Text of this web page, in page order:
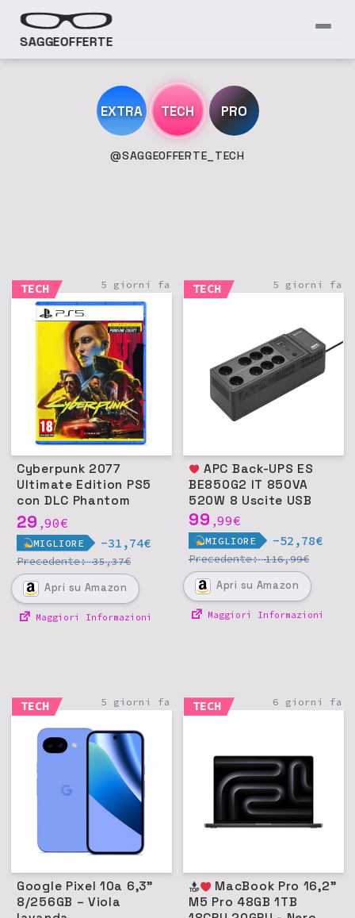
SAGGEOFFERTE
EXTRA TECH
@SAGGEOFFERTE_TECH
PRO
TECH 5 giorni fa
Cyberpunk 2077
Ultimate Edition PS5
con DLC Phantom
Liberty - Italiano
29 ,90€
MIGLIORE -31,74€
Precedente:35,37€
Apri su Amazon
Maggiori Informazioni
TECH 5 giorni fa
APC Back-UPS ES
BE850G2 IT 850VA
520W 8 Uscite USB
99 ,99€
MIGLIORE -52,78€
Precedente:116,99€
Apri su Amazon
Maggiori Informazioni
TECH 5 giorni fa
Google Pixel 10a 6,3"
8/256GB – Viola
TECH 6 giorni fa
M5 Pro 48GB 1TB